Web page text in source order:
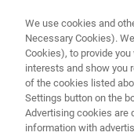
We use cookies and
Necessary Cookies).
Cookies), to provide
interests and show you
of the cookies listed
Settings button on the
Advertising cookies are
information with